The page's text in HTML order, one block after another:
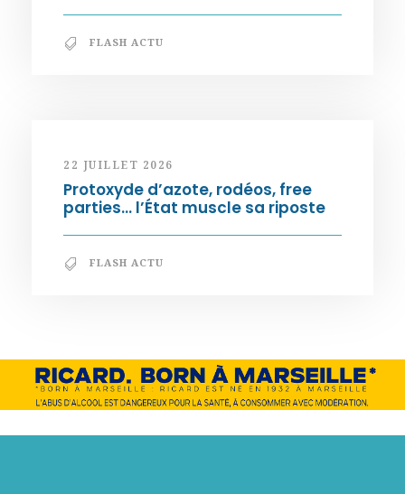
FLASH ACTU
22 JUILLET 2026
Protoxyde d’azote, rodéos, free
parties… l’État muscle sa riposte
FLASH ACTU